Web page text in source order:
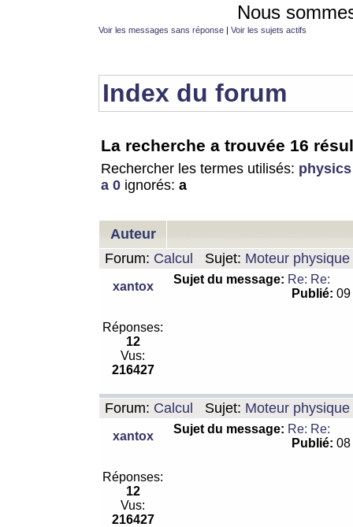
Nous
Voir les messages sans réponse | Voir les sujets actifs
Index du forum
La recherche a trouvée 16
Rechercher les termes utilisés: physics
a 0 ignorés: a
Auteur
Forum: Calcul Sujet: Moteur
xantox
Sujet du message: Re: Re:
Publié:
Réponses:
12
Vus:
216427
Forum: Calcul Sujet: Moteur
xantox
Sujet du message: Re: Re:
Publié:
Réponses:
12
Vus:
216427